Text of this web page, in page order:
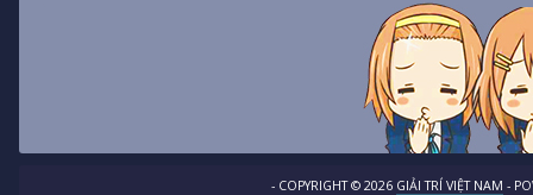
- COPYRIGHT © 2026 GIẢI TRÍ VIỆT NAM -